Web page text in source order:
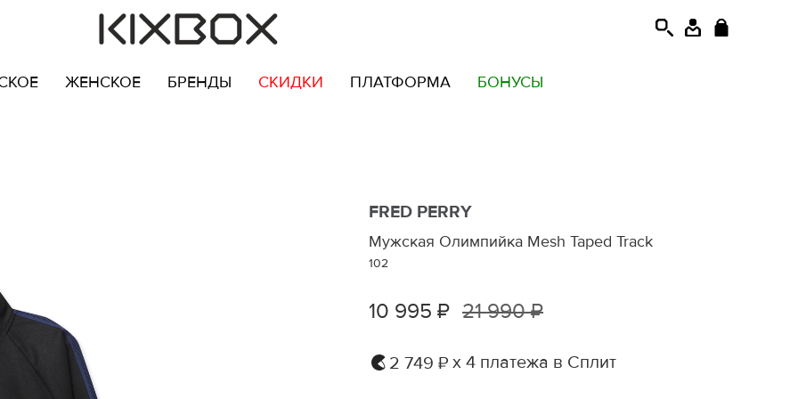
ЖЕНСКОЕ БРЕНДЫ СКИДКИ ПЛАТФОРМА БОНУСЫ
FRED PERRY
Мужская Олимпийка Mesh Taped Track
102
10 995 ₽ 21 990 ₽
2 749 ₽ х 4 платежа в Сплит